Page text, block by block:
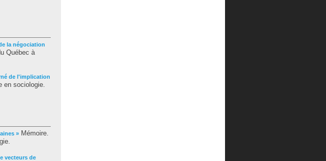
la négociation
Québec à
de l'implication
en sociologie.
» Mémoire.
vecteurs de